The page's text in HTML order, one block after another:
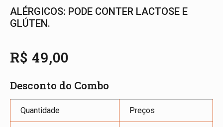
ALÉRGICOS: PODE CONTER LACTOSE E
GLÚTEN.
R$ 49,00
Desconto do Combo
Quantidade Preços